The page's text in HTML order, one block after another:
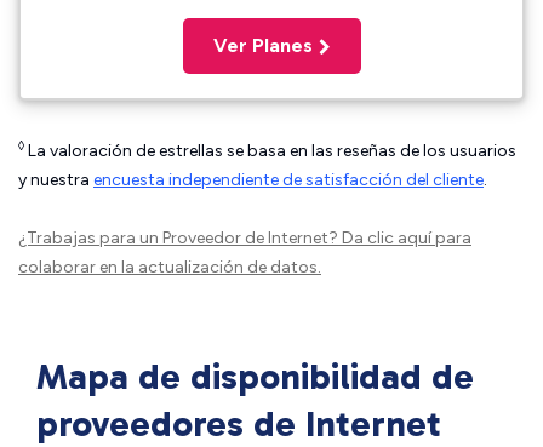
Ver Planes
◊ La valoración de estrellas se basa en las reseñas de los usuarios
y nuestra encuesta independiente de satisfacción del cliente.
¿Trabajas para un Proveedor de Internet? Da clic aquípara
colaborar en la actualización de datos.
Mapa de disponibilidad de
proveedores de Internet